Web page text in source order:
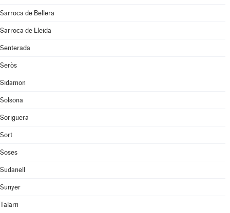
Sarroca de Bellera
Sarroca de Lleida
Senterada
Seròs
Sidamon
Solsona
Soriguera
Sort
Soses
Sudanell
Sunyer
Talarn